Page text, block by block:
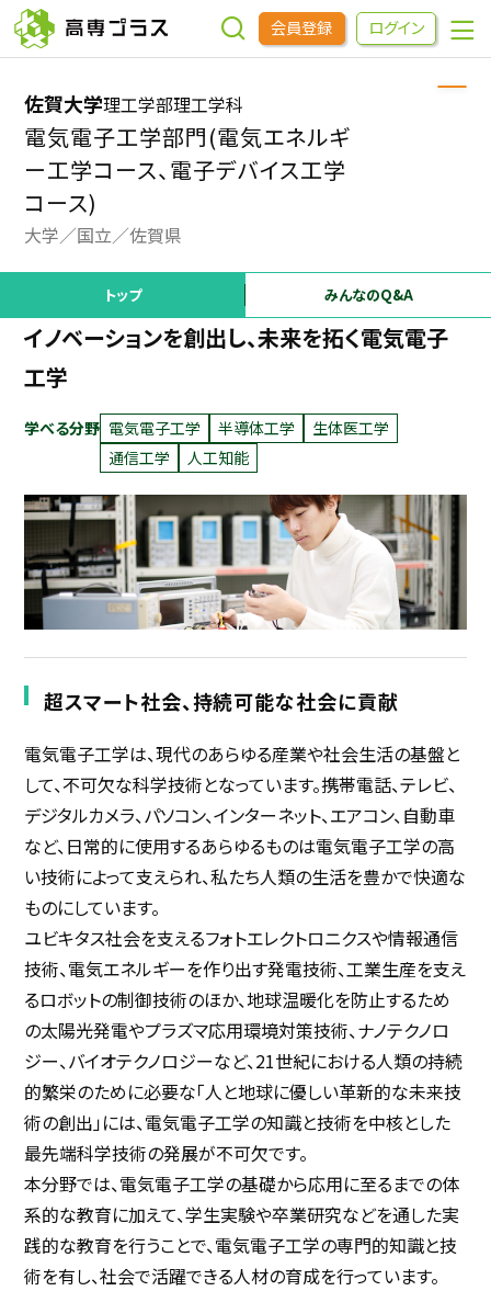
会員登録 ログイン
企業をさがす
進学先をさがす
インターンシップ・イベントをさがす
高専OBOGをさがす
高専プラスセミナー
高専生コミュニティ
めもらす
本科5年生・専攻科2年生向け 採用継続中の企業特集
9/30
佐賀大学理工学部理工学科
電気電子工学部門(電気エネルギ
ー工学コース、電子デバイス工学
コース)
大学 国立 佐賀県
トップ みんなのQ&A
イノベーションを創出し、未来を拓く電気電子
工学
学べる分野 電気電子工学 半導体工学
生体医工学
通信工学
人工知能
超スマート社会、持続可能な社会に貢献
電気電子工学は、現代のあらゆる産業や社会生活の基盤と
して、不可欠な科学技術となっています。携帯電話、テレビ、
デジタルカメラ、パソコン、インターネット、エアコン、自動車
など、日常的に使用するあらゆるものは電気電子工学の高
い技術によって支えられ、私たち人類の生活を豊かで快適な
ものにしています。
ユビキタス社会を支えるフォトエレクトロニクスや情報通信
技術、電気エネルギーを作り出す発電技術、工業生産を支え
るロボットの制御技術のほか、地球温暖化を防止するため
の太陽光発電やプラズマ応用環境対策技術、ナノテクノロ
ジー、バイオテクノロジーなど、21世紀における人類の持続
的繁栄のために必要な「人と地球に優しい革新的な未来技
術の創出」には、電気電子工学の知識と技術を中核とした
最先端科学技術の発展が不可欠です。
本分野では、電気電子工学の基礎から応用に至るまでの体
系的な教育に加えて、学生実験や卒業研究などを通した実
践的な教育を行うことで、電気電子工学の専門的知識と技
術を有し、社会で活躍できる人材の育成を行っています。